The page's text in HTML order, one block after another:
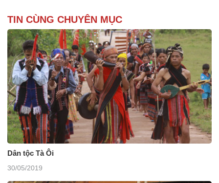
TIN CÙNG CHUYÊN MỤC
Dân tộc Tà Ôi
30/05/2019